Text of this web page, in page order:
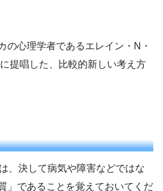
の心理学者であるエレイン・N・
提唱した、比較的新しい考え方
、決して病気や障害などではな
」であることを覚えておいてくだ